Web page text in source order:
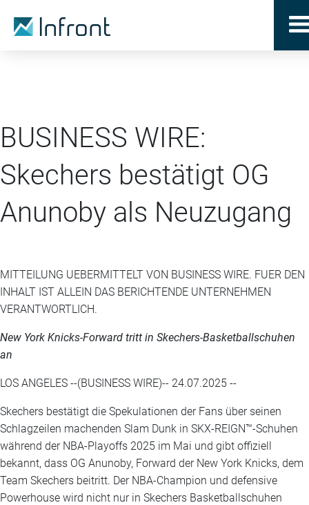
BUSINESS WIRE:
Skechers bestätigt OG
Anunoby als Neuzugang
MITTEILUNG UEBERMITTELT VON BUSINESS WIRE. FUER DEN
INHALT IST ALLEIN DAS BERICHTENDE UNTERNEHMEN
VERANTWORTLICH.
New York Knicks-Forward tritt in Skechers-Basketballschuhen
an
LOS ANGELES --(BUSINESS WIRE)-- 24.07.2025 --
Skechers bestätigt die Spekulationen der Fans über seinen
Schlagzeilen machenden Slam Dunk in SKX-REIGN™-Schuhen
während der NBA-Playoffs 2025 im Mai und gibt offiziell
bekannt, dass OG Anunoby, Forward der New York Knicks, dem
Team Skechers beitritt. Der NBA-Champion und defensive
Powerhouse wird nicht nur in Skechers Basketballschuhen